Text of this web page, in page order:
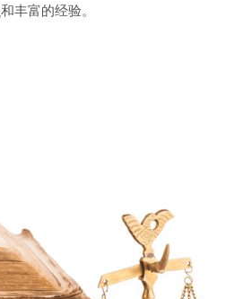
丰富的经验。